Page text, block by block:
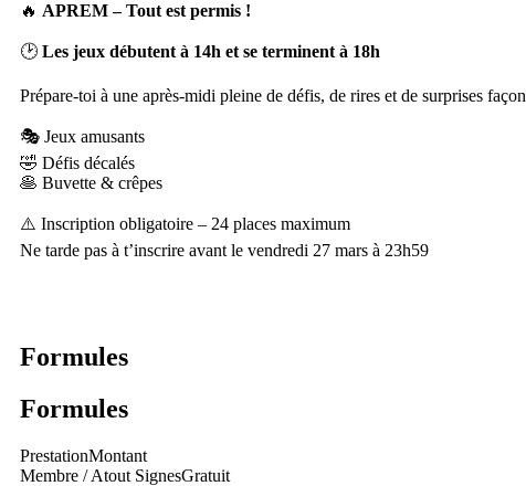
🔥 APREM – Tout est permis !
🕑 Les jeux débutent à 14h et se terminent à 18h
Prépare-toi à une après-midi pleine de défis, de rires et de surprises façon
🎭 Jeux amusants
🤣 Défis décalés
🥞 Buvette & crêpes
⚠️ Inscription obligatoire – 24 places maximum
Ne tarde pas à t’inscrire avant le vendredi 27 mars à 23h59
Formules
Formules
PrestationMontant
Membre / Atout SignesGratuit